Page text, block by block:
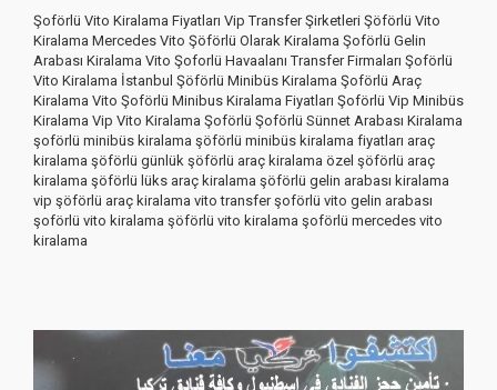
Şoförlü Vito Kiralama Fiyatları Vip Transfer Şirketleri Şöförlü Vito
Kiralama Mercedes Vito Şöförlü Olarak Kiralama Şoförlü Gelin
Arabası Kiralama Vito Şoforlü Havaalanı Transfer Firmaları Şoförlü
Vito Kiralama İstanbul Şöförlü Minibüs Kiralama Şoförlü Araç
Kiralama Vito Şoförlü Minibus Kiralama Fiyatları Şoförlü Vip Minibüs
Kiralama Vip Vito Kiralama Şoförlü Şoförlü Sünnet Arabası Kiralama
şoförlü minibüs kiralama şöförlü minibüs kiralama fiyatları araç
kiralama şöförlü günlük şöförlü araç kiralama özel şöförlü araç
kiralama şöförlü lüks araç kiralama şöförlü gelin arabası kiralama
vip şöförlü araç kiralama vito transfer şoförlü vito gelin arabası
şoförlü vito kiralama şöförlü vito kiralama şoförlü mercedes vito
kiralama